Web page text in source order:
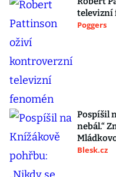
televizní
Poggers
Pospíšil
nebál.“
Blesk.cz